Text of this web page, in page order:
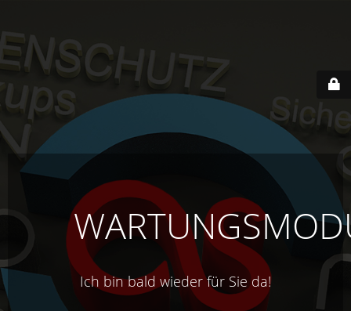
Ich bin bald wieder für Sie da!